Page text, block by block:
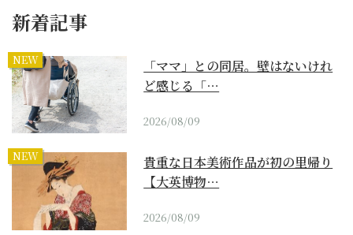
新着記事
NEW
「ママ」との同居。壁はないけれ
ど感じる「…
2026/08/09
NEW
貴重な日本美術作品が初の里帰り
【大英博物…
2026/08/09